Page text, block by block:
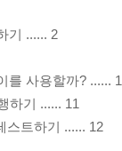
기 ...... 2
를 사용할까? ......
하기 ...... 11
스트하기 ...... 12